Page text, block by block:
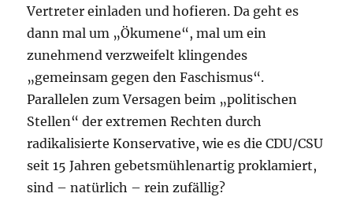
Vertreter einladen und hofieren. Da geht es
dann mal um „Ökumene“, mal um ein
zunehmend verzweifelt klingendes
„gemeinsam gegen den Faschismus“.
Parallelen zum Versagen beim „politischen
Stellen“ der extremen Rechten durch
radikalisierte Konservative, wie es die CDU/CSU
seit 15 Jahren gebetsmühlenartig proklamiert,
sind – natürlich – rein zufällig?